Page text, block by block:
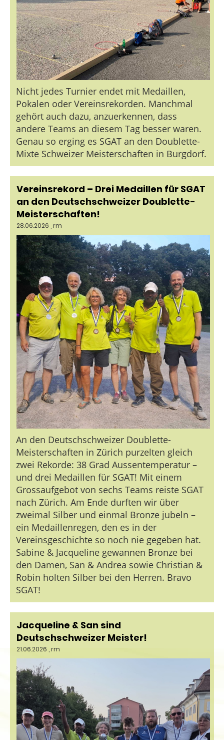
Nicht jedes Turnier endet mit Medaillen,
Pokalen oder Vereinsrekorden. Manchmal
gehört auch dazu, anzuerkennen, dass
andere Teams an diesem Tag besser waren.
Genau so erging es SGAT an den Doublette-
Mixte Schweizer Meisterschaften in Burgdorf.
Vereinsrekord – Drei Medaillen für SGAT
an den Deutschschweizer Doublette-
Meisterschaften!
28.06.2026 , rm
An den Deutschschweizer Doublette-
Meisterschaften in Zürich purzelten gleich
zwei Rekorde: 38 Grad Aussentemperatur –
und drei Medaillen für SGAT! Mit einem
Grossaufgebot von sechs Teams reiste SGAT
nach Zürich. Am Ende durften wir über
zweimal Silber und einmal Bronze jubeln –
ein Medaillenregen, den es in der
Vereinsgeschichte so noch nie gegeben hat.
Sabine & Jacqueline gewannen Bronze bei
den Damen, San & Andrea sowie Christian &
Robin holten Silber bei den Herren. Bravo
SGAT!
Jacqueline & San sind
Deutschschweizer Meister!
21.06.2026 , rm